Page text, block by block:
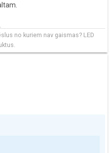
no kuriem nav gaismas? LED